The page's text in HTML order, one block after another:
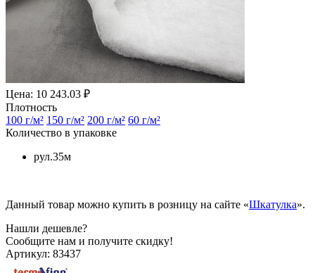
Цена: 10 243.03 ₽
Плотность
100 г/м² 150 г/м² 200 г/м² 60 г/м²
Количество в упаковке
рул.35м
Данный товар можно купить в розницу на сайте «Шкатулка».
Нашли дешевле?
Сообщите нам и получите скидку!
Артикул: 83437